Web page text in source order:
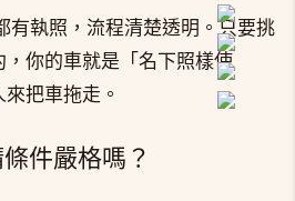
有執照，流程清楚透明。只要挑
你的車就是「名下照樣使
把車拖走。
件嚴格嗎？